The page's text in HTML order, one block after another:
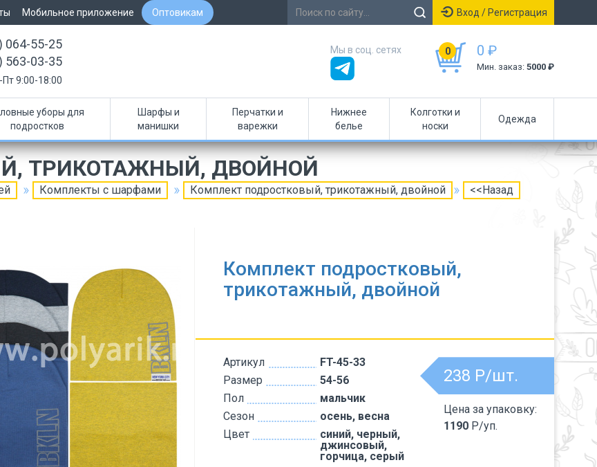
Мобильное приложение Оптовикам Вход / Регистрация
064-55-25
563-03-35
Пт 9:00-18:00
0 0 ₽
Мин. заказ: 5000 ₽
Мы в соц. сетях
уборы для
подростков
Шарфы и
манишки
Перчатки и
варежки
Нижнее
белье
Колготки и
носки
Одежда
ТРИКОТАЖНЫЙ, ДВОЙНОЙ
Комплекты с шарфами Комплект подростковый, трикотажный, двойной <<Назад
Комплект подростковый,
трикотажный, двойной
Артикул
FT-45-33
Размер
54-56
Пол
мальчик
Сезон
осень, весна
Цвет
синий, черный,
джинсовый,
горчица, серый
238 Р/шт.
Цена за упаковку:
1190 Р/уп.